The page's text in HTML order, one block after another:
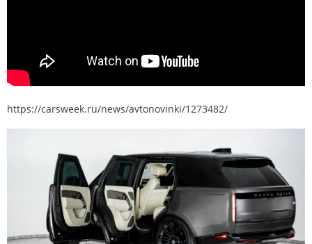
https://carsweek.ru/news/avtonovinki/1273482/